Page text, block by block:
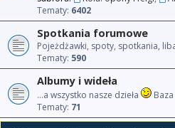
Tematy: 6402
Spotkania forumowe
Pojeżdżawki, spoty, spotkania,
Tematy: 590
Albumy i wideła
...a wszystko nasze dzieła
Tematy: 71